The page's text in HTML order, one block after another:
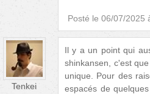
Posté le 06/07/2025
Tenkei
Il y a un point qui
shinkansen, c'est
unique. Pour des
espacés de